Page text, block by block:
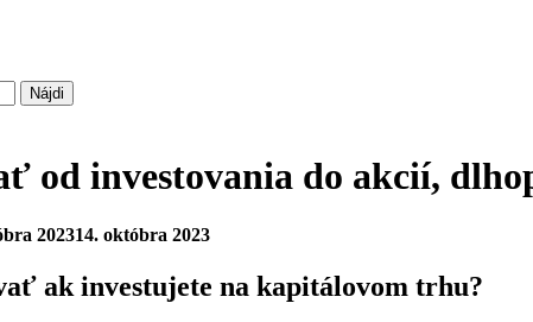
od investovania do akcií,
202314. októbra 2023
ak investujete na kapitálovom trhu?